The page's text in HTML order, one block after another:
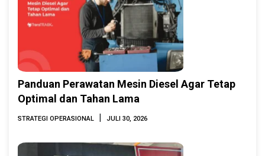
Panduan Perawatan Mesin Diesel Agar Tetap
Optimal dan Tahan Lama
STRATEGI OPERASIONAL | JULI 30, 2026